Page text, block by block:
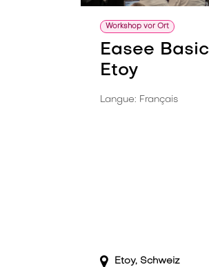
Workshop vor Ort
Easee Basic
Etoy
Langue: Français
Etoy, Schweiz